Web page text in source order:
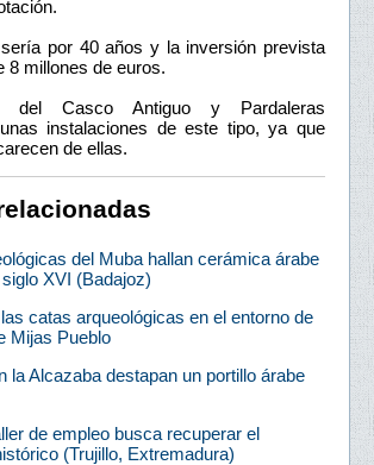
por 40 años y la inversión prevista
8 millones de euros.
del Casco Antiguo y Pardaleras
instalaciones de este tipo, ya que
de ellas.
del Muba hallan cerámica árabe
XVI (Badajoz)
catas arqueológicas en el entorno de
Mijas Pueblo
la Alcazaba destapan un portillo árabe
de empleo busca recuperar el
(Trujillo, Extremadura)